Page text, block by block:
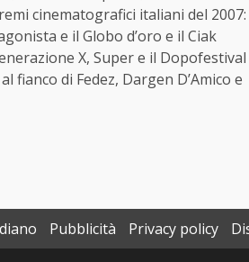
cinematografici italiani del 2007:
e il Globo d’oro e il Ciak
X, Super e il Dopofestival
al fianco di Fedez, Dargen D’Amico e
Pubblicità Privacy policy